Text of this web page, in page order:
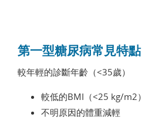
第一型糖尿病常見特點
較年輕的診斷年齡（<35歲）
較低的BMI（<25 kg/m2）
不明原因的體重減輕